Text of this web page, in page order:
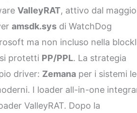
ValleyRAT, attivo dal maggio
amsdk.sys di WatchDog
ma non incluso nella
protetti PP/PPL. La strategia
driver: Zemana per i sistemi
I loader all-in-one
ValleyRAT. Dopo la